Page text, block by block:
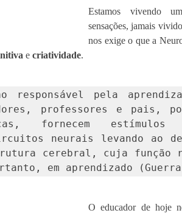
Estamos vivendo
sensações, jamais
nos exige o que a
e criatividade.
responsável pela
professores e pais,
fornecem estímulos
neurais levando ao
cerebral, cuja função
O educador de hoje